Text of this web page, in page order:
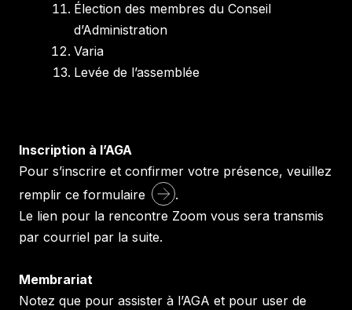
Élection des membres du Conseil
d’Administration
Varia
Levée de l’assemblée
Inscription à l’AGA
Pour s’inscrire et confirmer votre présence, veuillez
remplir ce formulaire
.
Le lien pour la rencontre Zoom vous sera transmis
par courriel par la suite.
Membrariat
Notez que pour assister à l’AGA et pour user de